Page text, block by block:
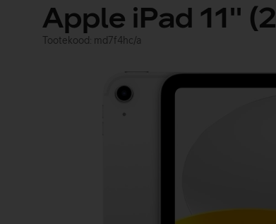
Apple iPad 11''
Tootekood: md7f4hc/a